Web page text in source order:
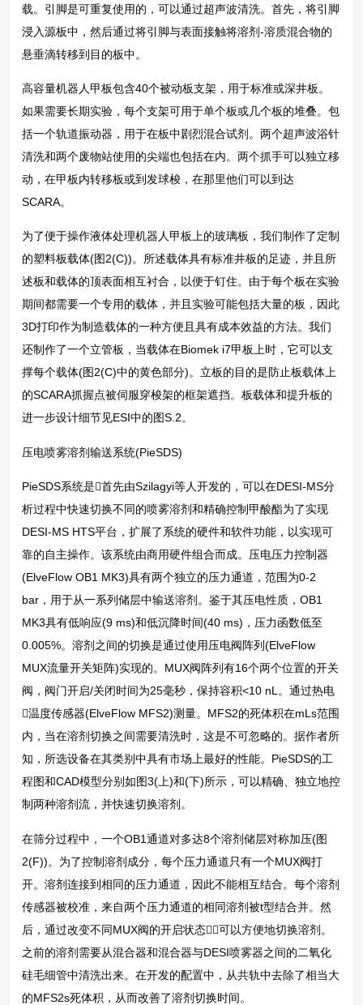
载。引脚是可重复使用的，可以通过超声波清洗。首先，将引脚
浸入源板中，然后通过将引脚与表面接触将溶剂-溶质混合物的
悬垂滴转移到目的板中。
高容量机器人甲板包含40个被动板支架，用于标准或深井板。
如果需要长期实验，每个支架可用于单个板或几个板的堆叠。包
括一个轨道振动器，用于在板中剧烈混合试剂。两个超声波浴针
清洗和两个废物站使用的尖端也包括在内。两个抓手可以独立移
动，在甲板内转移板或到发球梭，在那里他们可以到达
SCARA。
为了便于操作液体处理机器人甲板上的玻璃板，我们制作了定制
的塑料板载体(图2(C))。所述载体具有标准井板的足迹，并且所
述板和载体的顶表面相互衬合，以便于钉住。由于每个板在实验
期间都需要一个专用的载体，并且实验可能包括大量的板，因此
3D打印作为制造载体的一种方便且具有成本效益的方法。我们
还制作了一个立管板，当载体在Biomek i7甲板上时，它可以支
撑每个载体(图2(C)中的黄色部分)。立板的目的是防止板载体上
的SCARA抓握点被伺服穿梭架的框架遮挡。板载体和提升板的
进一步设计细节见ESI中的图S.2。
压电喷雾溶剂输送系统(PieSDS)
PieSDS系统是首先由Szilagyi等人开发的，可以在DESI-MS分
析过程中快速切换不同的喷雾溶剂和精确控制甲酸酯为了实现
DESI-MS HTS平台，扩展了系统的硬件和软件功能，以实现可
靠的自主操作。该系统由商用硬件组合而成。压电压力控制器
(ElveFlow OB1 MK3)具有两个独立的压力通道，范围为0-2
bar，用于从一系列储层中输送溶剂。鉴于其压电性质，OB1
MK3具有低响应(9 ms)和低沉降时间(40 ms)，压力函数低至
0.005%。溶剂之间的切换是通过使用压电阀阵列(ElveFlow
MUX流量开关矩阵)实现的。MUX阀阵列有16个两个位置的开关
阀，阀门开启/关闭时间为25毫秒，保持容积<10 nL。通过热电
温度传感器(ElveFlow MFS2)测量。MFS2的死体积在mLs范围
内，当在溶剂切换之间需要清洗时，这是不可忽略的。据作者所
知，所选设备在其类别中具有市场上最好的性能。PieSDS的工
程图和CAD模型分别如图3(上)和(下)所示，可以精确、独立地控
制两种溶剂流，并快速切换溶剂。
在筛分过程中，一个OB1通道对多达8个溶剂储层对称加压(图
2(F))。为了控制溶剂成分，每个压力通道只有一个MUX阀打
开。溶剂连接到相同的压力通道，因此不能相互结合。每个溶剂
传感器被校准，来自两个压力通道的相同溶剂被t型结合并。然
后，通过改变不同MUX阀的开启状态，可以方便地切换溶剂。
之前的溶剂需要从混合器和混合器与DESI喷雾器之间的二氧化
硅毛细管中清洗出来。在开发的配置中，从共轨中去除了相当大
的MFS2s死体积，从而改善了溶剂切换时间。